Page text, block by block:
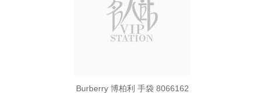
Burberry 博柏利 手袋 8066162